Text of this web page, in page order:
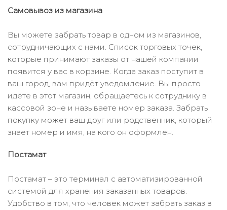
Самовывоз из магазина
Вы можете забрать товар в одном из магазинов,
сотрудничающих с нами. Список торговых точек,
которые принимают заказы от нашей компании
появится у вас в корзине. Когда заказ поступит в
ваш город, вам придёт уведомление. Вы просто
идёте в этот магазин, обращаетесь к сотруднику в
кассовой зоне и называете номер заказа. Забрать
покупку может ваш друг или родственник, который
знает номер и имя, на кого он оформлен.
Постамат
Постамат – это терминал с автоматизированной
системой для хранения заказанных товаров.
Удобство в том, что человек может забрать заказ в